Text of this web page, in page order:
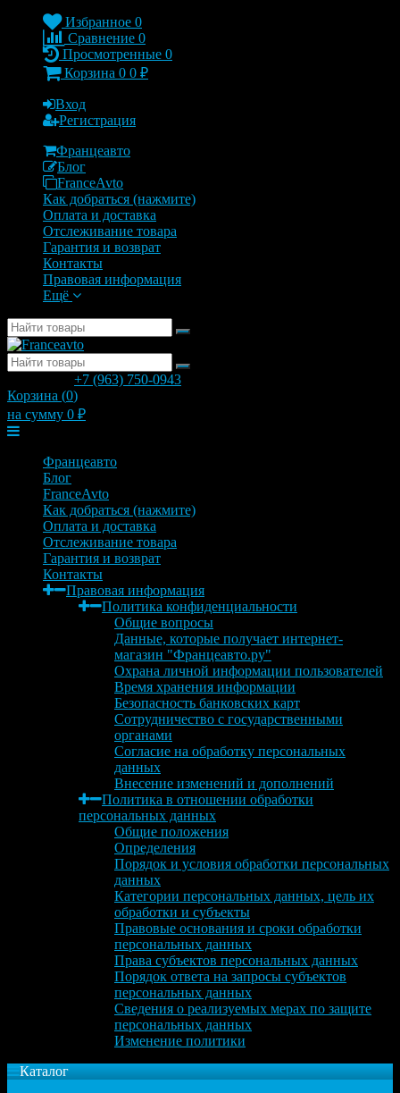
Избранное 0
Сравнение 0
Просмотренные 0
Корзина 0 0 ₽
Вход
Регистрация
Францеавто
Блог
FranceAvto
Как добраться (нажмите)
Оплата и доставка
Отслеживание товара
Гарантия и возврат
Контакты
Правовая информация
Ещё
+7 (963) 750-0943
Корзина (0)
на сумму 0 ₽
Францеавто
Блог
FranceAvto
Как добраться (нажмите)
Оплата и доставка
Отслеживание товара
Гарантия и возврат
Контакты
Правовая информация
Политика конфиденциальности
Общие вопросы
Данные, которые получает интернет-
магазин "Францеавто.ру"
Охрана личной информации пользователей
Время хранения информации
Безопасность банковских карт
Сотрудничество с государственными
органами
Согласие на обработку персональных
данных
Внесение изменений и дополнений
Политика в отношении обработки
персональных данных
Общие положения
Определения
Порядок и условия обработки персональных
данных
Категории персональных данных, цель их
обработки и субъекты
Правовые основания и сроки обработки
персональных данных
Права субъектов персональных данных
Порядок ответа на запросы субъектов
персональных данных
Сведения о реализуемых мерах по защите
персональных данных
Изменение политики
Каталог